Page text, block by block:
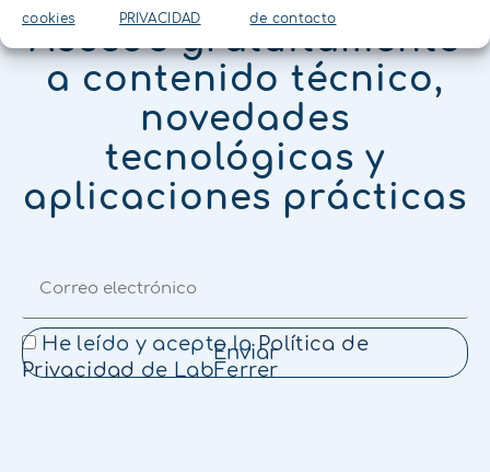
cookies
PRIVACIDAD
de contacto
Accede gratuitamente
a contenido técnico,
novedades
tecnológicas y
aplicaciones prácticas
He leído y acepto la Política de
Privacidad de LabFerrer
Enviar